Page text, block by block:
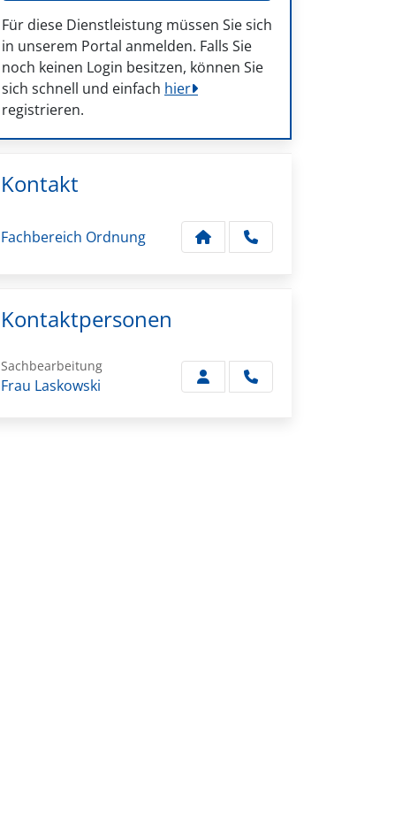
Für diese Dienstleistung müssen Sie sich
in unserem Portal anmelden. Falls Sie
noch keinen Login besitzen, können Sie
sich schnell und einfach hier
registrieren.
Kontakt
Fachbereich Ordnung
Kontaktpersonen
Sachbearbeitung
Frau Laskowski